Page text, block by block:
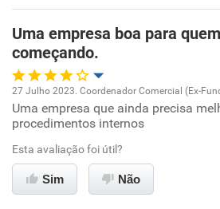
Recomenda esta empresa
Uma empresa boa para
começando.
Oportunidade de promoção
Ambiente de trabalho
Conciliação com a vida familiar
27 Julho 2023. Coordenador Comercial (Ex-
Uma empresa que ainda precisa
procedimentos internos
Esta avaliação foi útil?
Sim Não